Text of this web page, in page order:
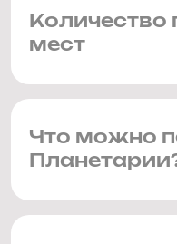
Количество
мест
Что можно